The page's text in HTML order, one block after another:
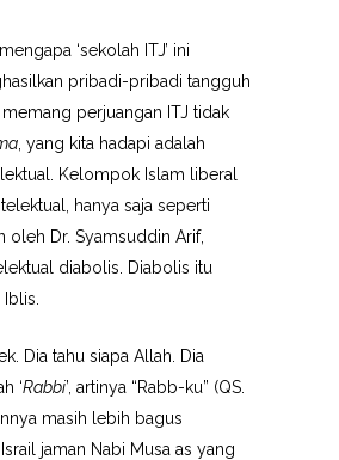
‘sekolah ITJ’ ini
pribadi-pribadi tangguh
perjuangan ITJ tidak
, yang kita hadapi adalah
Kelompok Islam liberal
hanya saja seperti
oleh Dr. Syamsuddin Arif,
diabolis. Diabolis itu
Dia tahu siapa Allah. Dia
‘Rabbi’, artinya “Rabb-ku” (QS.
masih lebih bagus
jaman Nabi Musa as yang